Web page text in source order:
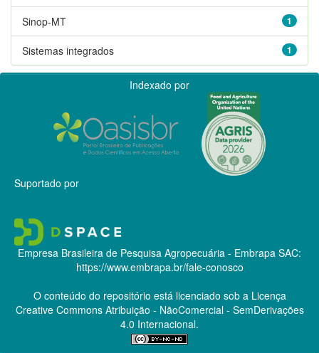
1
Sinop-MT
1
Sistemas integrados
Indexado por
Suportado por
Empresa Brasileira de Pesquisa Agropecuária - Embrapa SAC:
https://www.embrapa.br/fale-conosco
O conteúdo do repositório está licenciado sob a Licença
Creative CommonsAtribuição - NãoComercial - SemDerivações
4.0 Internacional.